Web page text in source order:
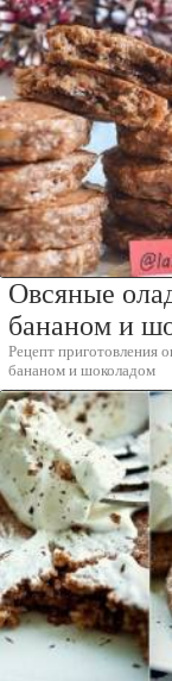
Овсяные
бананом и
Рецепт приготовления
бананом и шоколадом